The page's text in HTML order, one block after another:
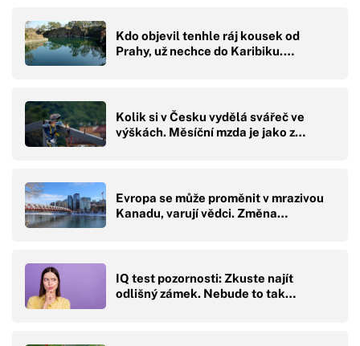
Kdo objevil tenhle ráj kousek od
Prahy, už nechce do Karibiku.…
Kolik si v Česku vydělá svářeč ve
výškách. Měsíční mzda je jako z…
Evropa se může proměnit v mrazivou
Kanadu, varují vědci. Změna…
IQ test pozornosti: Zkuste najít
odlišný zámek. Nebude to tak…